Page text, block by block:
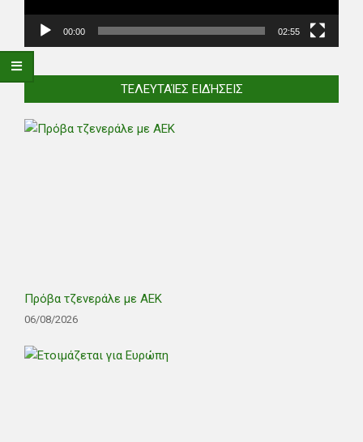
00:00 02:55
ΤΕΛΕΥΤΑΊΕΣ ΕΙΔΉΣΕΙΣ
Πρόβα τζενεράλε με ΑΕΚ
06/08/2026